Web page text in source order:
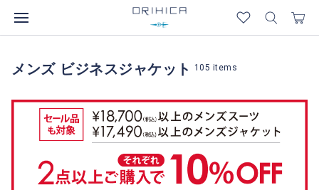
メンズ ビジネスジャケット 105 items